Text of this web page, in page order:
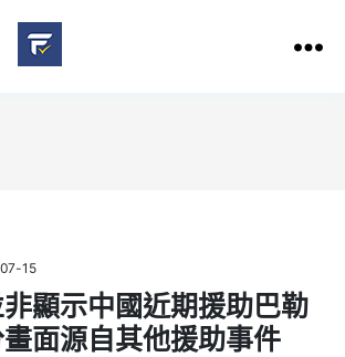
of
Communication
15
顯示中國近期援助巴勒
面源自其他援助事件